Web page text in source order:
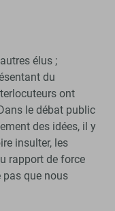
élus ;
du
ont
le débat public
des idées, il y
insulter, les
rapport de force
pas que nous